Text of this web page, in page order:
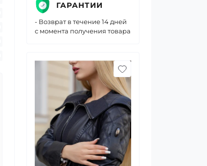
ГАРАНТИИ
- Возврат в течение 14 дней
с момента получения товара